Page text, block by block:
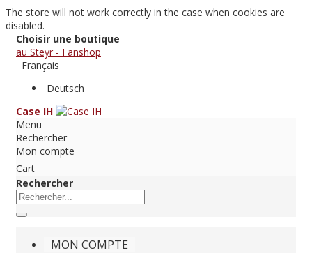
The store will not work correctly in the case when cookies are
disabled.
Choisir une boutique
au Steyr - Fanshop
Français
Deutsch
Case IH
Menu
Rechercher
Mon compte
Cart
Rechercher
MON COMPTE